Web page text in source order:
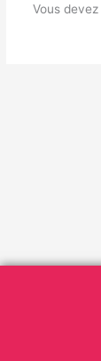
Vous devez